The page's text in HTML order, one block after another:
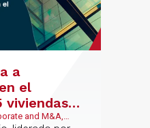
a
el
viviendas
en
and M&A,